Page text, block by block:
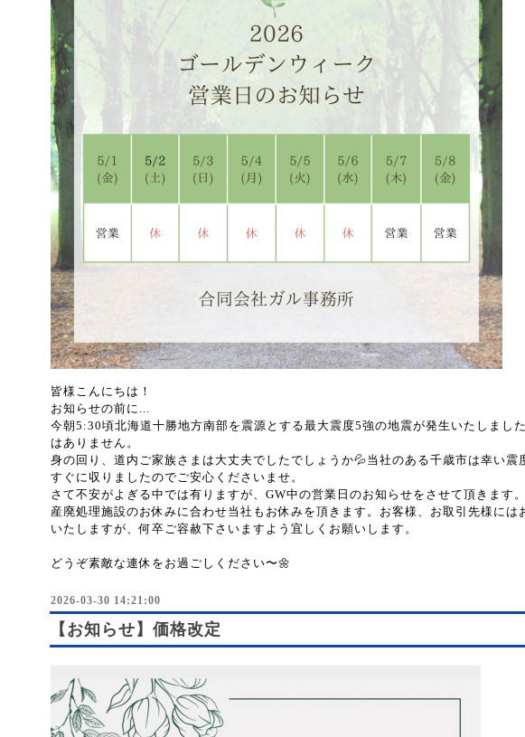
皆様こんにちは！
お知らせの前に...
今朝5:30頃北海道十勝地方南部を震源とする最大震度5強の地震が発生いたしまし
はありません。
身の回り、道内ご家族さまは大丈夫でしたでしょうか💦当社のある千歳市は幸い震
すぐに収りましたのでご安心くださいませ。
さて不安がよぎる中では有りますが、GW中の営業日のお知らせをさせて頂きます。
産廃処理施設のお休みに合わせ当社もお休みを頂きます。お客様、お取引先様には
いたしますが、何卒ご容赦下さいますよう宜しくお願いします。
どうぞ素敵な連休をお過ごしください〜🌼
2026-03-30 14:21:00
【お知らせ】価格改定